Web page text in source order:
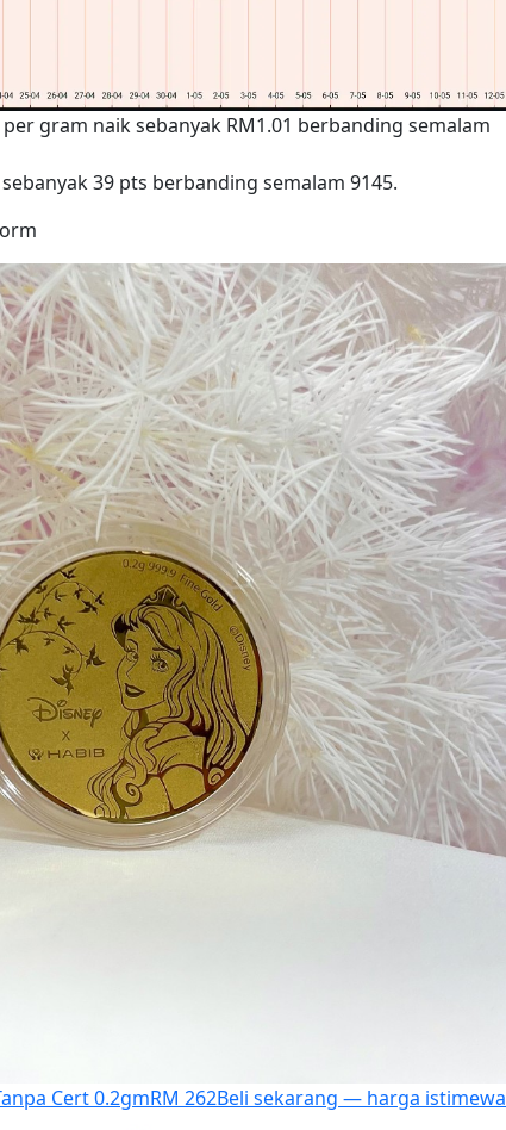
gram naik sebanyak RM1.01 berbanding semalam
39 pts berbanding semalam 9145.
Cert 0.2gmRM 262Beli sekarang — harga istimewa